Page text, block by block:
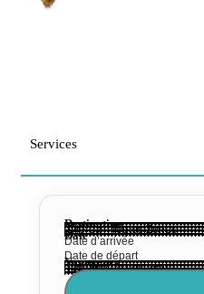
Services
Destination
Date
Voyageurs